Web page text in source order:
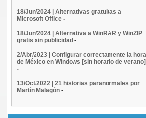
18/Jun/2024 | Alternativas gratuitas a
Microsoft Office -
18/Jun/2024 | Alternativa a WinRAR y WinZIP
gratis sin publicidad -
2/Abr/2023 | Configurar correctamente la hora
de México en Windows [sin horario de verano]
-
13/Oct/2022 | 21 historias paranormales por
Martín Malagón -